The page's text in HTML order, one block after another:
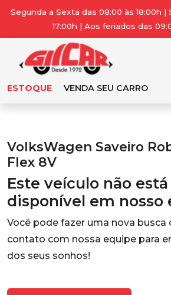
Segunda a Sexta das 08:00 às 18:00h |
17:00h | Aos feriados das
ESTOQUE VENDA SEU CARRO
VolksWagen Saveiro
Flex 8V
Este veículo não
disponível em nosso
Você pode fazer uma nova busca
contato com nossa equipe para
dos seus sonhos!